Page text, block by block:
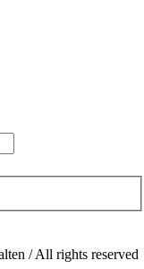
/ All rights reserved